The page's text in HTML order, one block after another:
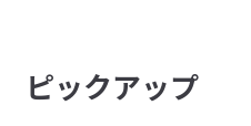
ア
ピックアップ